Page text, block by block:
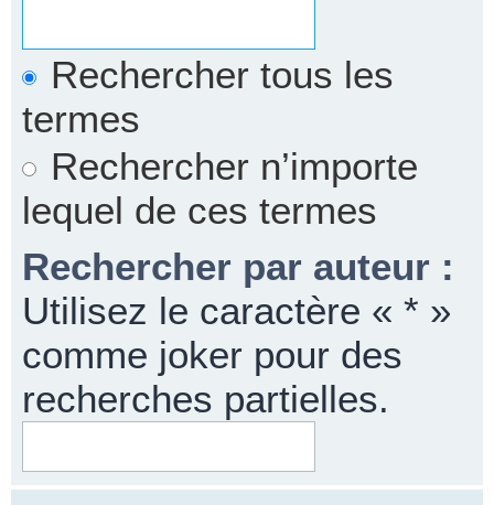
Rechercher tous les
termes
Rechercher n’importe
lequel de ces termes
Rechercher par auteur :
Utilisez le caractère « * »
comme joker pour des
recherches partielles.